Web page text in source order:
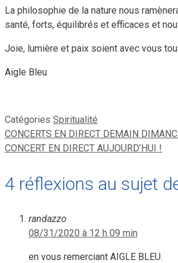
La philosophie de la nature nous
santé, forts, équilibrés et efficaces et
Joie, lumière et paix soient avec vous
Aigle Bleu
Catégories Spiritualité
CONCERTS EN DIRECT DEMAIN
CONCERT EN DIRECT AUJOURD’HUI !
4 réflexions au sujet
randazzo
08/31/2020 à 12 h 09 min
en vous remerciant AIGLE BLEU.